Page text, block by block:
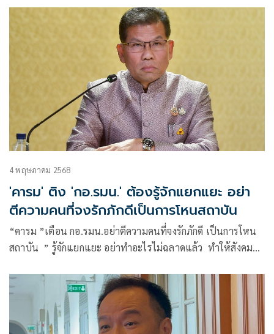
วิพากษ์วิจารณ์คำตัดสินล่าสุดของศาลที่คัดค้านมาตรการภาษีนำ
เข้าของเขา
4 พฤษภาคม 2568
'คารม' ติง 'กอ.รมน.' ต้องรู้จักแยกแยะ อย่า
ตีความคนที่จงรักภักดีเป็นการโหนสถาบัน
“คารม ”เตือน กอ.รมน.อย่าตีความคนที่จงรักภักดี เป็นการโหน
สถาบัน ” รู้จักแยกแยะ อย่าทำอะไรไม่ฉลาดแล้ว ทำให้สังคม